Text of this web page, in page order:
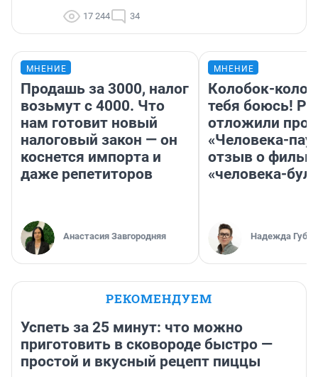
17 244 34
МНЕНИЕ
Продашь за 3000, налог
возьмут с 4000. Что
нам готовит новый
налоговый закон — он
коснется импорта и
даже репетиторов
Анастасия Завгородняя
МНЕНИЕ
Колобок-
тебя боюсь!
отложили
«Человека-
отзыв о
«человека-
Надежда
РЕКОМЕНДУЕМ
Успеть за 25 минут: что можно
приготовить в сковороде быстро —
простой и вкусный рецепт пиццы